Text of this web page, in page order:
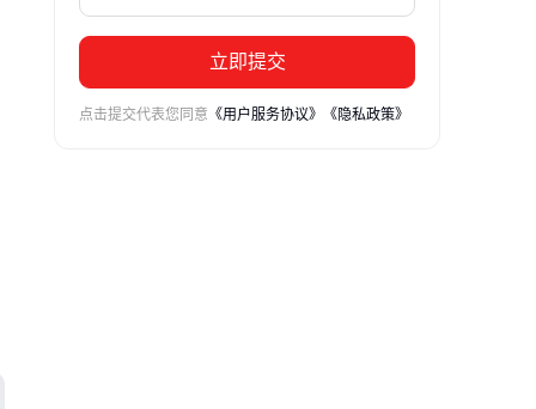
立即提交
点击提交代表您同意 《用户服务协议》 《隐私政策》